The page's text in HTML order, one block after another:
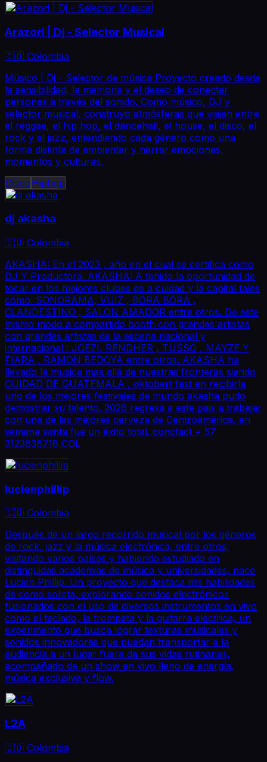
Arazori | Dj - Selector Musical
🇨🇴 Colombia
Músico | Dj - Selector de música Proyecto creado desde
la sensibilidad, la memoria y el deseo de conectar
personas a través del sonido. Como músico, DJ y
selector musical, construyo atmósferas que viajan entre
el reggae, el hip hop, el dancehall, el house, el disco, el
rock y el jazz, entendiendo cada género como una
forma distinta de ambientar y narrar emociones,
momentos y culturas.
Disco Hiphop
dj akasha
🇨🇴 Colombia
AKASHA: En el 2023 , año en el cual se certifica como
DJ Y Productora. AKASHA: A tenido la oportunidad de
tocar en los mejores clubes de a cuidad y la capital tales
como: SONORAMA, VUIZ , BORA BORA ,
CLANDESTINO , SALON AMADOR entre otros. De este
mismo modo a compartido booth con grandes artistas
con grandes artistas de la escena nacional y
internacional : JOEZI, RENDHER , TUSSO , MAYZE Y
FIARA , RAMON BEDOYA entre otros. AKASHA ha
llevado la musica mas allá de nuestras fronteras siendo
CUIDAD DE GUATEMALA , oktobert fest en recibirla
uno de los mejores festivales de mundo akasha pudo
demostrar su talento. 2026 regresa a este pais a trabajar
con una de las mejores cerveza de Centroamérica, en
semana santa fue un éxito total. conctact + 57
3123636718 COL
lucienphillip
🇨🇴 Colombia
Después de un largo recorrido musical por los géneros
de rock, jazz y la música electrónica, entre otros,
visitando varios países y habiendo estudiado en
distinguidas academias de música y universidades, nace
Lucien Phillip. Un proyecto que destaca mis habilidades
de como solista, explorando sonidos electrónicos
fusionados con el uso de diversos instrumentos en vivo
como el teclado, la trompeta y la guitarra eléctrica, un
experimento que busca lograr texturas musicales y
sonidos innovadores que puedan transportar a la
audiencia a un lugar fuera de sus vidas rutinarias,
acompañado de un show en vivo lleno de energía,
música exclusiva y flow.
L2A
🇨🇴 Colombia